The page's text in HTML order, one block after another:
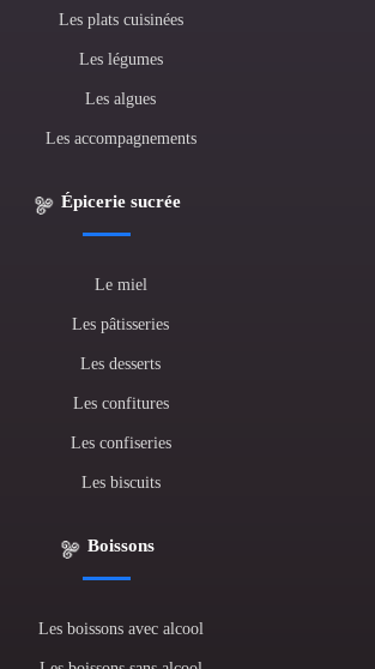
Les plats cuisinées
Les légumes
Les algues
Les accompagnements
Épicerie sucrée
Le miel
Les pâtisseries
Les desserts
Les confitures
Les confiseries
Les biscuits
Boissons
Les boissons avec alcool